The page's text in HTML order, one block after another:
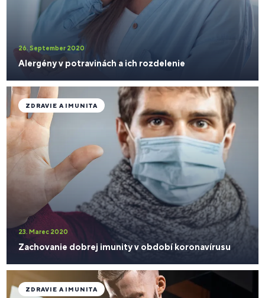
26. September 2020
Alergény v potravinách a ich rozdelenie
23. Marec 2020
Zachovanie dobrej imunity v období koronavírusu
ZDRAVIE A IMUNITA
ZDRAVIE A IMUNITA